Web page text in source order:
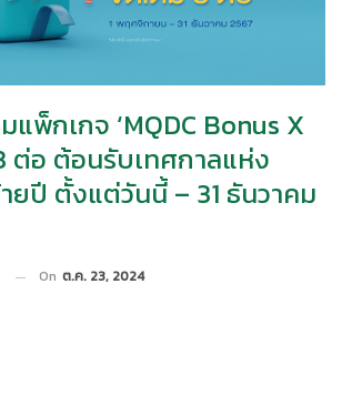
แพ็กเกจ ‘MQDC Bonus X
ต่อ ต้อนรับเทศกาลแห่ง
ยปี ตั้งแต่วันนี้ – 31 ธันวาคม
On ต.ค. 23, 2024